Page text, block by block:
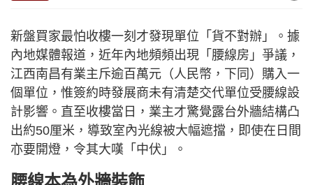
新盤買家最怕收樓一刻才發現單位「貨不對辦」。據
內地媒體報道，近年內地頻頻出現「腰線房」爭議，
江西南昌有業主斥逾百萬元（人民幣，下同）購入一
個單位，惟簽約時發展商未有清楚交代單位受腰線設
計影響。直至收樓當日，業主才驚覺露台外牆結構凸
出約50厘米，導致室內光線被大幅遮擋，即使在日間
亦要開燈，令其大嘆「中伏」。
腰線本為外牆裝飾